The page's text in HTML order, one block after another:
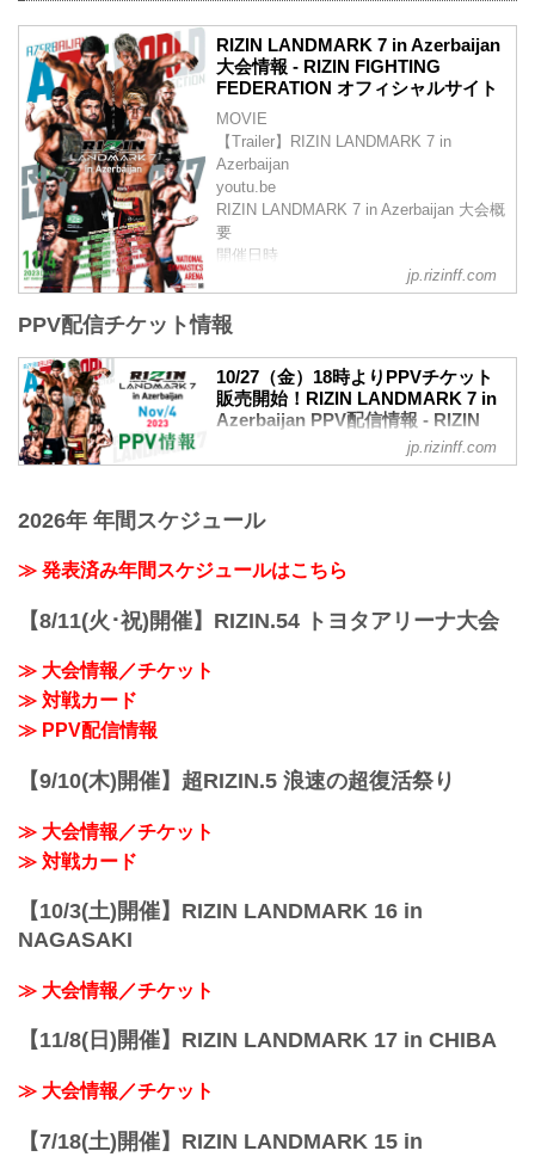
RIZIN LANDMARK 7 in Azerbaijan
大会情報 - RIZIN FIGHTING
FEDERATION オフィシャルサイト
MOVIE
【Trailer】RIZIN LANDMARK 7 in
Azerbaijan
youtu.be
RIZIN LANDMARK 7 in Azerbaijan 大会概
要
開催日時
2023年11月4日（土）日本時間 20:00開始
※開場・開始時間は予定です。決定次第
します。
終了予定時間
日本時間 25:00頃
※試合内容、イベント進行によって終了
予定時間が前後することがありますので
アゼルバイジャン...
jp.rizinff.com
PPV配信チケット情報
10/27（金）18時よりPPVチケット
販売開始！RIZIN LANDMARK 7 in
Azerbaijan PPV配信情報 - RIZIN
FIGHTING FEDERATION オフィシ
ャルサイト
LANDMARK 7 in AzerbaijanのPPV配信チ
したぞ！
今大会は、RIZIN 100 CLUB、ABEMA、
U-NEXT、RIZIN LIVE、そしてスカパ
ー！で販売予定だ！
PPV配信スケジ...
jp.rizinff.com
2026年 年間スケジュール
≫ 発表済み年間スケジュールはこちら
【8/11(火･祝)開催】RIZIN.54 トヨタアリーナ大会
≫ 大会情報／チケット
≫ 対戦カード
≫ PPV配信情報
【9/10(木)開催】超RIZIN.5 浪速の超復活祭り
≫ 大会情報／チケット
≫ 対戦カード
【10/3(土)開催】RIZIN LANDMARK 16 in
NAGASAKI
≫ 大会情報／チケット
【11/8(日)開催】RIZIN LANDMARK 17 in CHIBA
≫ 大会情報／チケット
【7/18(土)開催】RIZIN LANDMARK 15 in